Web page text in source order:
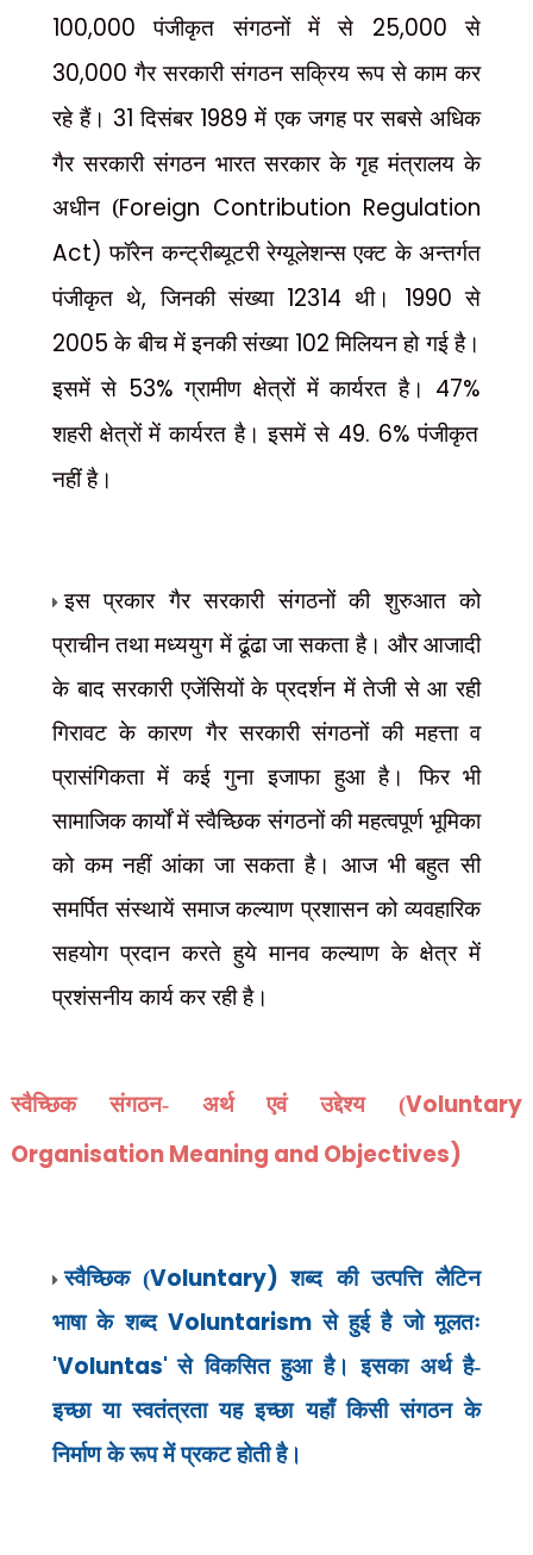
100,000 पंजीकृत संगठनों में से 25,000 से
30,000 गैर सरकारी संगठन सक्रिय रूप से काम कर
रहे हैं। 31 दिसंबर 1989 में एक जगह पर सबसे अधिक
गैर सरकारी संगठन भारत सरकार के गृह मंत्रालय के
अधीन (Foreign Contribution Regulation
Act)फॉरेन कन्ट्रीब्यूटरी रेग्यूलेशन्स एक्ट के अन्तर्गत
पंजीकृत थे,जिनकी संख्या 12314 थी। 1990 से
2005 के बीच में इनकी संख्या 102 मिलियन हो गई है।
इसमें से 53% ग्रामीण क्षेत्रों में कार्यरत है। 47%
शहरी क्षेत्रों में कार्यरत है। इसमें से 49. 6% पंजीकृत
नहीं है।
इस प्रकार गैर सरकारी संगठनों की शुरुआत को
प्राचीन तथा मध्ययुग में ढूंढा जा सकता है। और आजादी
के बाद सरकारी एजेंसियों के प्रदर्शन में तेजी से आ रही
गिरावट के कारण गैर सरकारी संगठनों की महत्ता व
प्रासंगिकता में कई गुना इजाफा हुआ है। फिर भी
सामाजिक कार्यों में स्वैच्छिक संगठनों की महत्वपूर्ण भूमिका
को कम नहीं आंका जा सकता है। आज भी बहुत सी
समर्पित संस्थायें समाज कल्याण प्रशासन को व्यवहारिक
सहयोग प्रदान करते हुये मानव कल्याण के क्षेत्र में
प्रशंसनीय कार्य कर रही है।
स्वैच्छिक संगठन- अर्थ एवं उद्देश्य (Voluntary
Organisation Meaning and Objectives)
स्वैच्छिक (Voluntary)शब्द की उत्पत्ति लैटिन
भाषा के शब्दVoluntarismसे हुई है जो मूलतः
'Voluntas'से विकसित हुआ है। इसका अर्थ है-
इच्छा या स्वतंत्रता यह इच्छा यहाँ किसी संगठन के
निर्माण के रूप में प्रकट होती है।